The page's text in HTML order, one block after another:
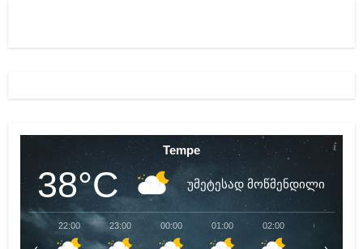
Tempe
38°C უმეტესად მოწმენდილი
22:00 23:00 00:00 01:00 02:00 03:00